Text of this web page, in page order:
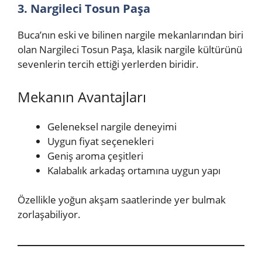
3. Nargileci Tosun Paşa
Buca’nın eski ve bilinen nargile mekanlarından biri
olan Nargileci Tosun Paşa, klasik nargile kültürünü
sevenlerin tercih ettiği yerlerden biridir.
Mekanın Avantajları
Geleneksel nargile deneyimi
Uygun fiyat seçenekleri
Geniş aroma çeşitleri
Kalabalık arkadaş ortamına uygun yapı
Özellikle yoğun akşam saatlerinde yer bulmak
zorlaşabiliyor.